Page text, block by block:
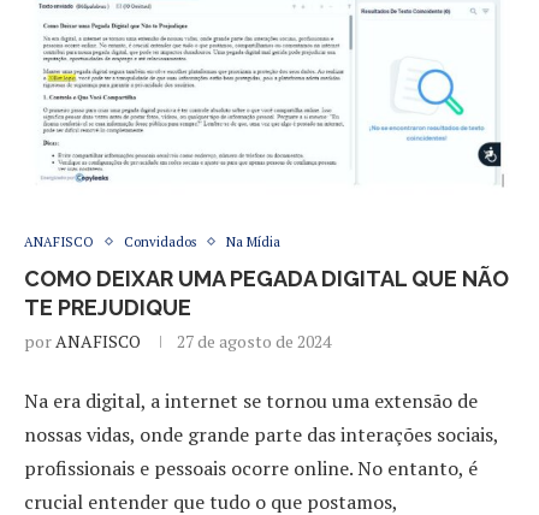
ANAFISCO Convidados Na Mídia
COMO DEIXAR UMA PEGADA DIGITAL QUE NÃO
TE PREJUDIQUE
porANAFISCO 27 de agosto de 2024
Na era digital, a internet se tornou uma extensão de
nossas vidas, onde grande parte das interações sociais,
profissionais e pessoais ocorre online. No entanto, é
crucial entender que tudo o que postamos,